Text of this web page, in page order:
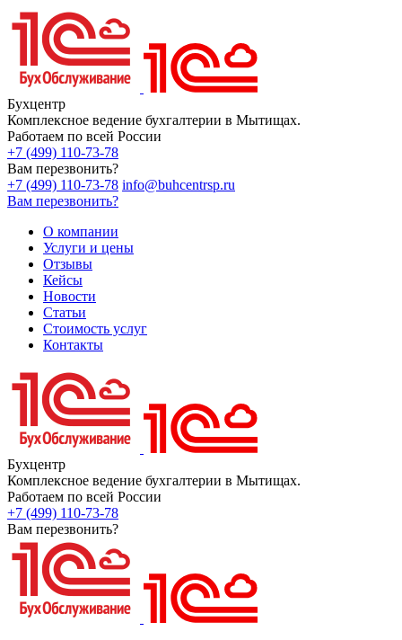
Бухцентр
Комплексное ведение бухгалтерии в Мытищах.
Работаем по всей России
+7 (499) 110-73-78
Вам перезвонить?
+7 (499) 110-73-78 info@buhcentrsp.ru
Вам перезвонить?
О компании
Услуги и цены
Отзывы
Кейсы
Новости
Статьи
Стоимость услуг
Контакты
Бухцентр
Комплексное ведение бухгалтерии в Мытищах.
Работаем по всей России
+7 (499) 110-73-78
Вам перезвонить?